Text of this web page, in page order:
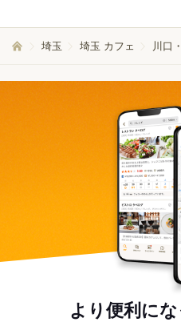
埼玉 埼玉 カフェ 川口
より便利に